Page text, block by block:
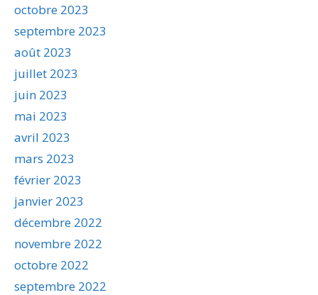
octobre 2023
septembre 2023
août 2023
juillet 2023
juin 2023
mai 2023
avril 2023
mars 2023
février 2023
janvier 2023
décembre 2022
novembre 2022
octobre 2022
septembre 2022